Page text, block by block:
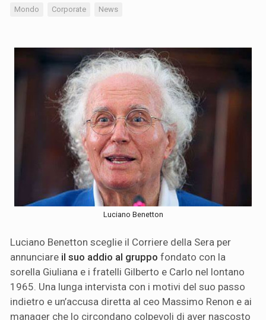
Mondo Corporate News
Luciano Benetton
Luciano Benetton sceglie il Corriere della Sera per
annunciare il suo addio al gruppo fondato con la
sorella Giuliana e i fratelli Gilberto e Carlo nel lontano
1965. Una lunga intervista con i motivi del suo passo
indietro e un’accusa diretta al ceo Massimo Renon e ai
manager che lo circondano colpevoli di aver nascosto